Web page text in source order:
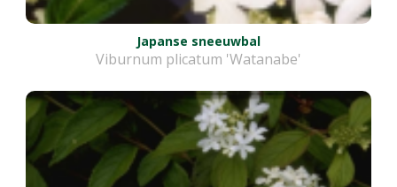
Japanse sneeuwbal
Viburnum plicatum 'Watanabe'